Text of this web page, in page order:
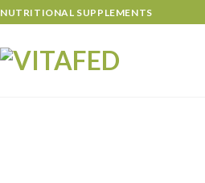
NUTRITIONAL SUPPLEMENTS